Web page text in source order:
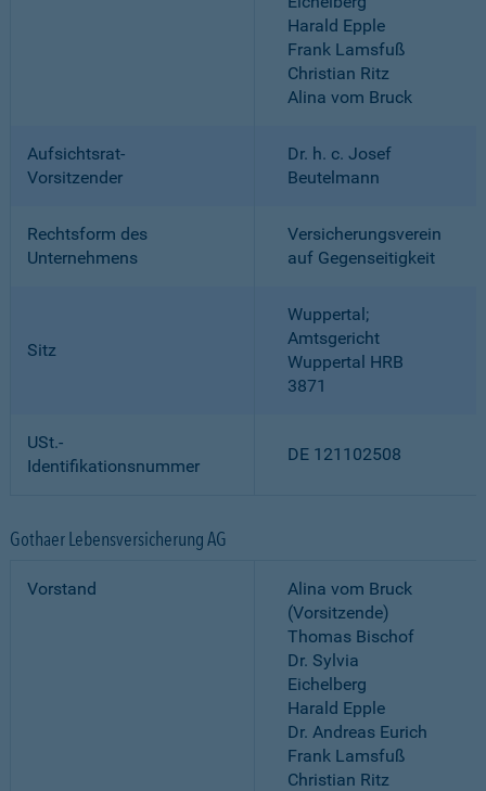
Harald Epple
Frank Lamsfuß
Christian Ritz
Alina vom Bruck
Aufsichtsrat-
Vorsitzender
Dr. h. c. Josef
Beutelmann
Rechtsform des
Unternehmens
Versicherungsverein
auf Gegenseitigkeit
Sitz
Wuppertal;
Amtsgericht
Wuppertal HRB
3871
USt.-
Identifikationsnummer
DE 121102508
Gothaer Lebensversicherung AG
Vorstand
Alina vom Bruck
(Vorsitzende)
Thomas Bischof
Dr. Sylvia
Eichelberg
Harald Epple
Dr. Andreas Eurich
Frank Lamsfuß
Christian Ritz